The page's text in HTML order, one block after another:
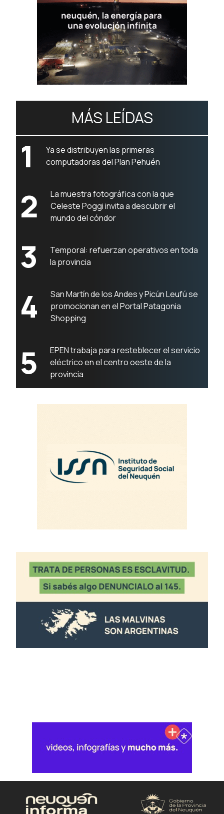
MÁS LEÍDAS
1
Ya se distribuyen las primeras
computadoras del Plan Pehuén
2
La muestra fotográfica con la que
Celeste Poggi invita a descubrir el
mundo del cóndor
3
Temporal: refuerzan operativos en toda
la provincia
4
San Martín de los Andes y Picún Leufú se
promocionan en el Portal Patagonia
Shopping
5
EPEN trabaja para resteblecer el servicio
eléctrico en el centro oeste de la
provincia